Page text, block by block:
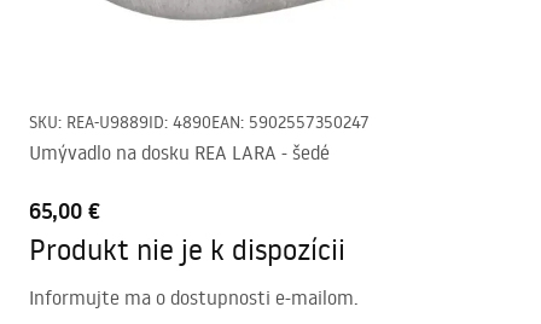
SKU: REA-U9889ID: 4890EAN: 5902557350247
Umývadlo na dosku REA LARA - šedé
65,00 €
Produkt nie je k dispozícii
Informujte ma o dostupnosti e-mailom.